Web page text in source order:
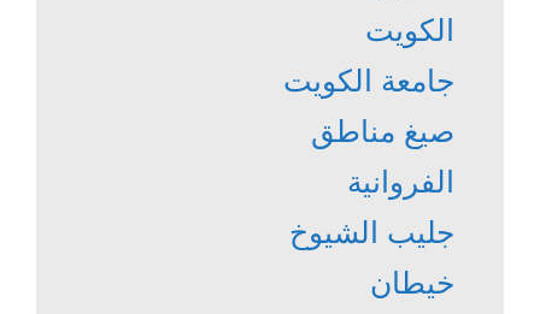
الكويت
جامعة الكويت
صيغ مناطق
الفروانية
جليب الشيوخ
خيطان